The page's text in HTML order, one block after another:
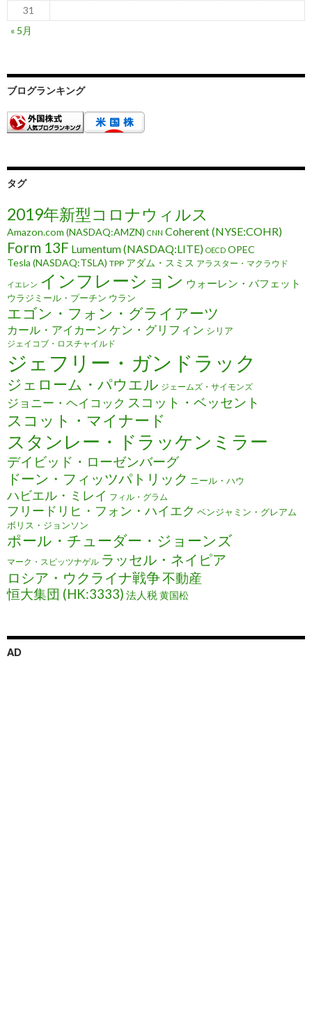
31
« 5月
ブログランキング
タグ
2019年新型コロナウィルス
Amazon.com (NASDAQ:AMZN) CNN Coherent (NYSE:COHR)
Form 13F Lumentum (NASDAQ:LITE) OECD OPEC
Tesla (NASDAQ:TSLA) TPP アダム・スミス アラスター・マクラウド
イエレン インフレーション ウォーレン・バフェット
ウラジミール・プーチン ウラン
エゴン・フォン・グライアーツ
カール・アイカーン ケン・グリフィン シリア
ジェイコブ・ロスチャイルド
ジェフリー・ガンドラック
ジェローム・パウエル ジェームズ・サイモンズ
ジョニー・ヘイコック スコット・ベッセント
スコット・マイナード
スタンレー・ドラッケンミラー
デイビッド・ローゼンバーグ
ドーン・フィッツパトリック ニール・ハウ
ハビエル・ミレイ フィル・グラム
フリードリヒ・フォン・ハイエク ベンジャミン・グレアム
ボリス・ジョンソン
ポール・チューダー・ジョーンズ
マーク・スピッツナゲル ラッセル・ネイピア
ロシア・ウクライナ戦争不動産
恒大集団 (HK:3333) 法人税黄国松
AD